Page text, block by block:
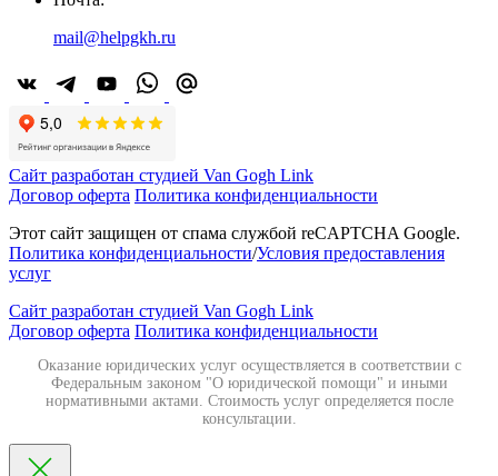
mail@helpgkh.ru
Сайт разработан студией Van Gogh Link
Договор оферта Политика конфиденциальности
Этот сайт защищен от спама службой reCAPTCHA Google.
Политика конфиденциальности/Условия предоставления
услуг
Сайт разработан студией Van Gogh Link
Договор оферта Политика конфиденциальности
Оказание юридических услуг осуществляется в соответствии с
Федеральным законом "О юридической помощи" и иными
нормативными актами. Стоимость услуг определяется после
консультации.